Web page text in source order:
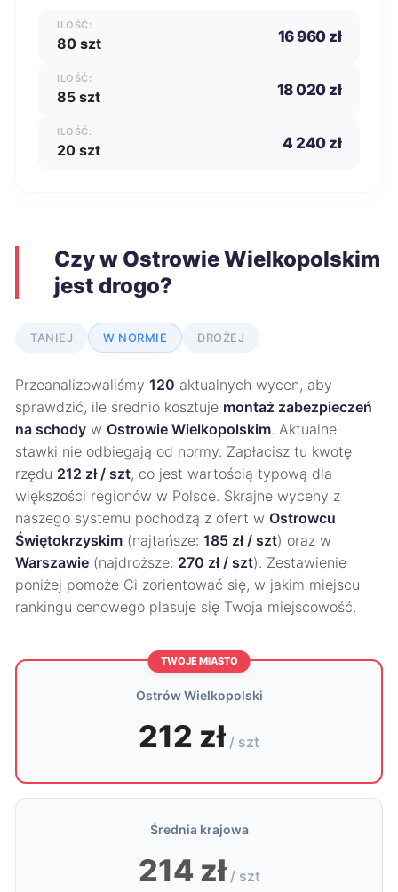
ILOŚĆ:
80 szt 16 960 zł
ILOŚĆ:
85 szt 18 020 zł
ILOŚĆ:
20 szt 4 240 zł
Czy w Ostrowie Wielkopolskim
jest drogo?
TANIEJ W NORMIE DROŻEJ
Przeanalizowaliśmy 120 aktualnych wycen, aby
sprawdzić, ile średnio kosztuje montaż zabezpieczeń
na schody w Ostrowie Wielkopolskim. Aktualne
stawki nie odbiegają od normy. Zapłacisz tu kwotę
rzędu 212 zł / szt, co jest wartością typową dla
większości regionów w Polsce. Skrajne wyceny z
naszego systemu pochodzą z ofert w Ostrowcu
Świętokrzyskim (najtańsze: 185 zł / szt) oraz w
Warszawie (najdroższe: 270 zł / szt). Zestawienie
poniżej pomoże Ci zorientować się, w jakim miejscu
rankingu cenowego plasuje się Twoja miejscowość.
TWOJE MIASTO
Ostrów Wielkopolski
212 zł / szt
Średnia krajowa
214 zł / szt